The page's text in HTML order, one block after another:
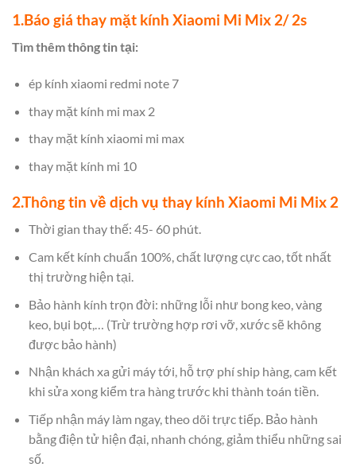
1.Báo giá thay mặt kính Xiaomi Mi Mix 2/ 2s
Tìm thêm thông tin tại:
ép kính xiaomi redmi note 7
thay mặt kính mi max 2
thay mặt kính xiaomi mi max
thay mặt kính mi 10
2.Thông tin về dịch vụ thay kính Xiaomi Mi Mix 2
Thời gian thay thế: 45- 60 phút.
Cam kết kính chuẩn 100%, chất lượng cực cao, tốt nhất
thị trường hiện tại.
Bảo hành kính trọn đời: những lỗi như bong keo, vàng
keo, bụi bọt,… (Trừ trường hợp rơi vỡ, xước sẽ không
được bảo hành)
Nhận khách xa gửi máy tới, hỗ trợ phí ship hàng, cam kết
khi sửa xong kiểm tra hàng trước khi thành toán tiền.
Tiếp nhận máy làm ngay, theo dõi trực tiếp. Bảo hành
bằng điện tử hiện đại, nhanh chóng, giảm thiểu những sai
số.